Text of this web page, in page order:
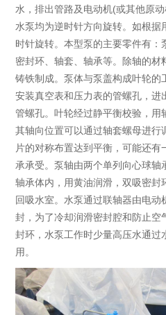
水，排出管路及电动机(或其他原
水泵均为逆时针方向旋转。如根据
时针旋转。本型泵的主要零件有：
密封环、轴套、轴承等。除轴的材
铸铁制成。泵体与泵盖构成叶轮的
安装真空表和压力表的管螺孔，进
管螺孔。叶轮经过静平衡校验，用
其轴向位置可以通过轴套螺母进行
片的对称布置达到平衡，可能还
承承受。泵轴由两个单列向心球轴
轴承体内，用黄油润滑，双吸密封
回吸水室。水泵通过联轴器由电
封，为了冷却润滑密封腔和防止空
封环，水泵工作时少量高压水通过
用。